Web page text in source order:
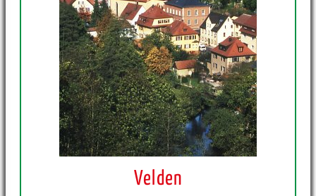
Velden